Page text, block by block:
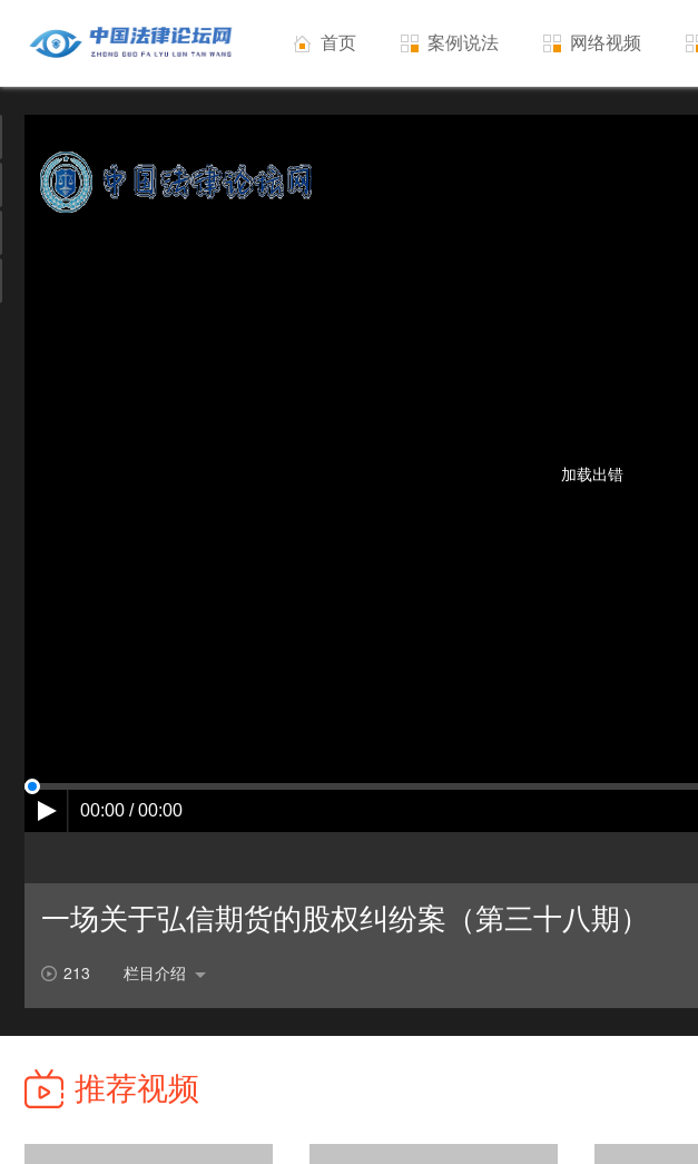
首页 案例说法 网络视频
00:00 / 00:00
加载出错
一场关于弘信期货的股权纠纷案（第三十八期）
213 栏目介绍
推荐视频